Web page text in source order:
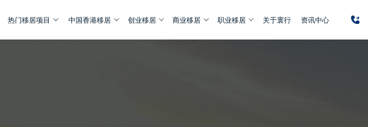
热门移居项目 中国香港移居 创业移居 商业移居 职业移居 关于寰行 资讯中心